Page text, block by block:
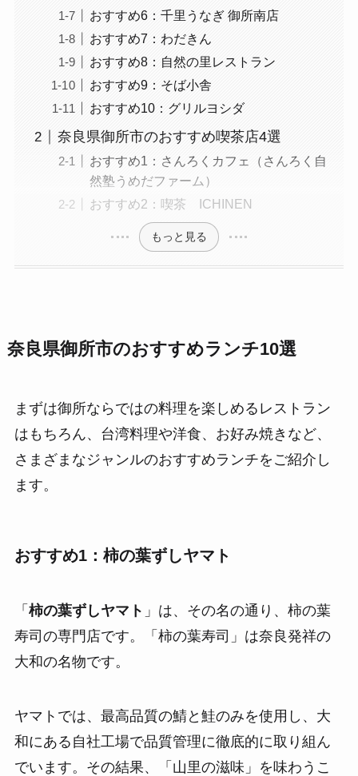
おすすめ6：千里うなぎ 御所南店
おすすめ7：わだきん
おすすめ8：自然の里レストラン
おすすめ9：そば小舎
おすすめ10：グリルヨシダ
奈良県御所市のおすすめ喫茶店4選
おすすめ1：さんろくカフェ（さんろく自
然塾うめだファーム）
おすすめ2：喫茶 ICHINEN
もっと見る
奈良県御所市のおすすめランチ10選
まずは御所ならではの料理を楽しめるレストラン
はもちろん、台湾料理や洋食、お好み焼きなど、
さまざまなジャンルのおすすめランチをご紹介し
ます。
おすすめ1：柿の葉ずしヤマト
「 柿の葉ずしヤマト 」は、その名の通り、柿の葉
寿司の専門店です。「柿の葉寿司」は奈良発祥の
大和の名物です。
ヤマトでは、最高品質の鯖と鮭のみを使用し、大
和にある自社工場で品質管理に徹底的に取り組ん
でいます。その結果、「山里の滋味」を味わうこ